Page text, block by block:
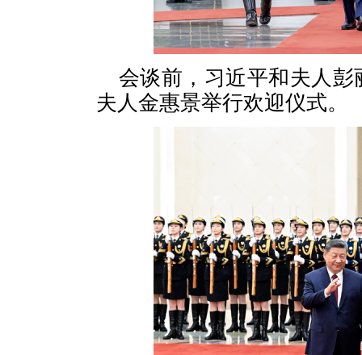
会谈前，习近平和夫人
夫人金惠景举行欢迎仪式。